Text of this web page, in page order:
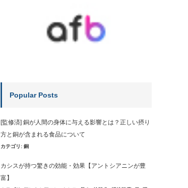
Popular Posts
[監修済] 銅が人間の身体に与える影響とは？正しい摂り
方と銅が含まれる食品について
カテゴリ: 銅
カシスが持つ驚きの効能・効果【アントシアニンが豊
富】